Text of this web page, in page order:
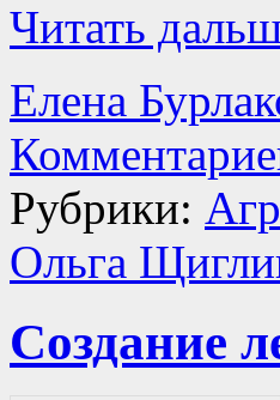
Читать
Елена
Рубрики:
Ольга
Cоздание